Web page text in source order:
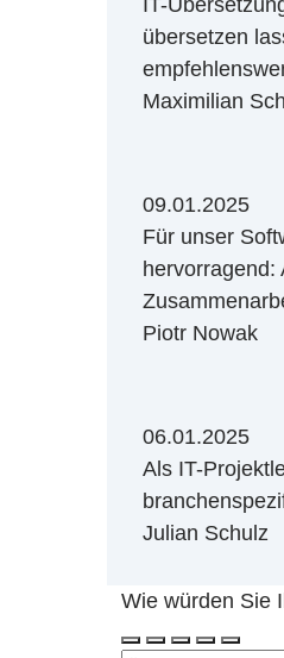
IT-
übersetzen
Maximilian
09.01.2025
Für unser
Piotr Nowak
06.01.2025
Als IT-
Julian Schulz
Wie würden Sie